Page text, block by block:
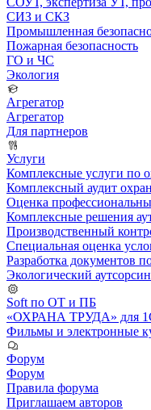
СИЗ и СКЗ
Промышленная
Пожарная безопасность
ГО и ЧС
Экология
Агрегатор
Агрегатор
Для партнеров
Услуги
Комплексные услуги по
Комплексный аудит
Оценка
Комплексные решения
Производственный
Специальная оценка
Разработка документов
Экологический
Soft по ОТ и ПБ
«ОХРАНА ТРУДА» для
Фильмы и электронные
Форум
Форум
Правила форума
Приглашаем авторов